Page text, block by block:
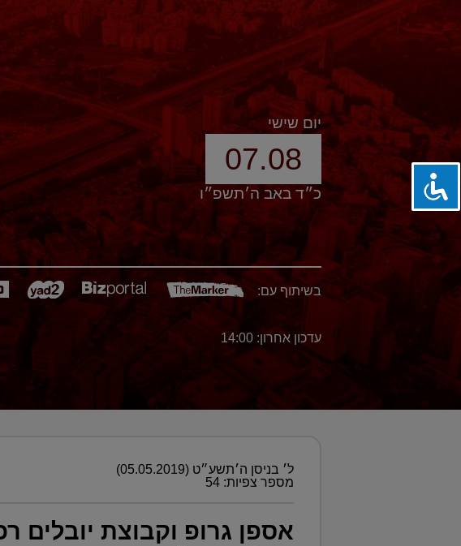
יום שישי
07.08
כ״ד באב ה׳תשפ״ו
בשיתוף עם:
עדכון אחרון: 14:00
ל׳ בניסן ה׳תשע״ט (05.05.2019)
מספר צפיות: 54